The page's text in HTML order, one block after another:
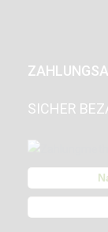
SICHER